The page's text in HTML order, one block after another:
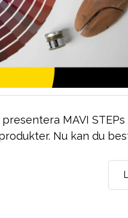
MAVI
Nu kan du